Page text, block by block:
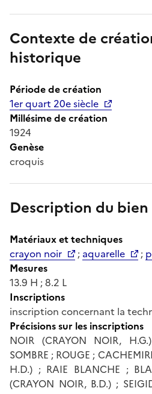
Contexte de
historique
Période de création
1er quart 20e siècle
Millésime de création
1924
Genèse
croquis
Description du bien
Matériaux et techniques
crayon noir
; aquarelle ;
Mesures
13.9 H ; 8.2 L
Inscriptions
inscription concernant la
Précisions sur les inscriptions
NOIR (CRAYON NOIR,
SOMBRE ; ROUGE ;
H.D.) ; RAIE BLANCHE ;
(CRAYON NOIR, B.D.) ;